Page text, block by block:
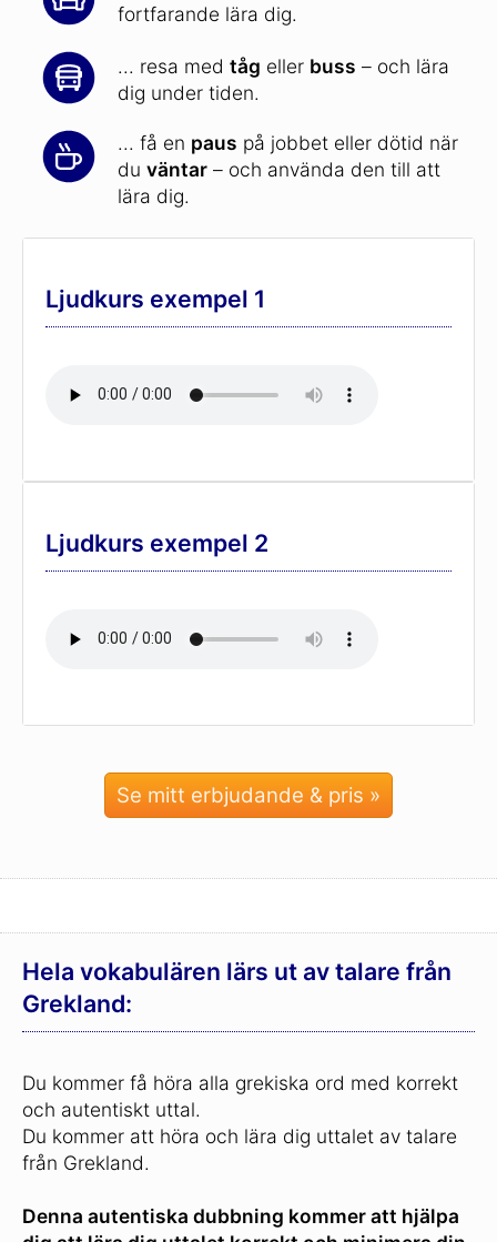
fortfarande lära dig.
... resa med tåg eller buss – och lära
dig under tiden.
... få en paus på jobbet eller dötid när
du väntar – och använda den till att
lära dig.
Ljudkurs exempel 1
Ljudkurs exempel 2
Se mitt erbjudande & pris »
Hela vokabulären lärs ut av talare från
Grekland:
Du kommer få höra alla grekiska ord med korrekt
och autentiskt uttal.
Du kommer att höra och lära dig uttalet av talare
från Grekland.
Denna autentiska dubbning kommer att hjälpa